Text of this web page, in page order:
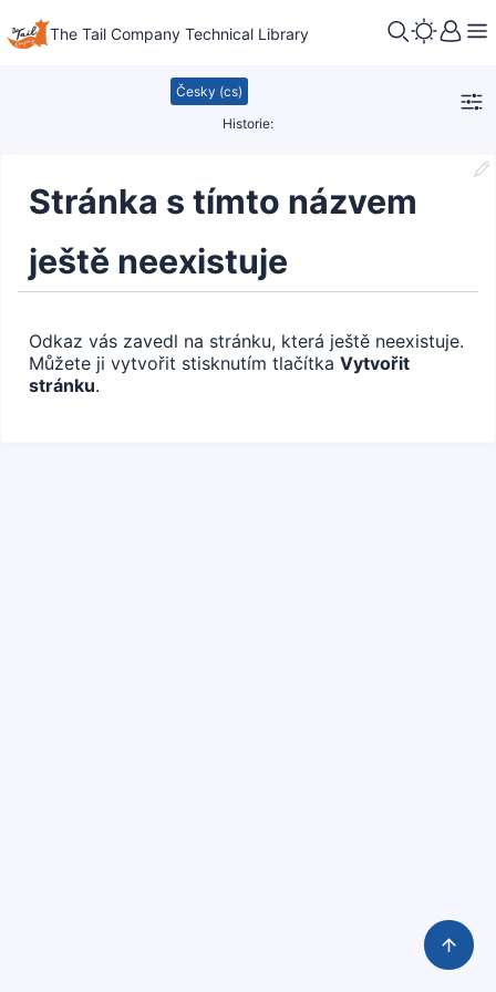
The Tail Company Technical Library
Historie:
Česky (cs)
Stránka s tímto názvem
ještě neexistuje
Odkaz vás zavedl na stránku, která ještě neexistuje.
Můžete ji vytvořit stisknutím tlačítka Vytvořit
stránku.